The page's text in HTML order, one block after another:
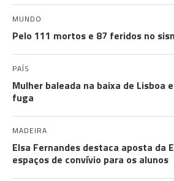
MUNDO
Pelo 111 mortos e 87 feridos no
PAÍS
Mulher baleada na baixa de Lisboa
fuga
MADEIRA
Elsa Fernandes destaca aposta da
espaços de convívio para os alunos